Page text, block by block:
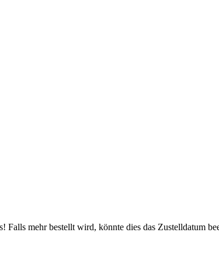
mehr bestellt wird, könnte dies das Zustelldatum